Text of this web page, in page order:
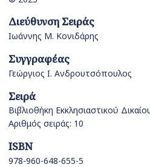
Διεύθυνση Σειράς
Ιωάννης Μ. Κονιδάρης
Συγγραφέας
Γεώργιος Ι. Ανδρουτσόπουλος
Σειρά
Βιβλιοθήκη Εκκλησιαστικού
Αριθμός σειράς: 10
ISBN
978-960-648-655-5